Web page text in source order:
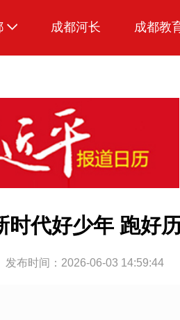
成都河长 成都教
时代好少年 跑好
发布时间：2026-06-03 14:59:44